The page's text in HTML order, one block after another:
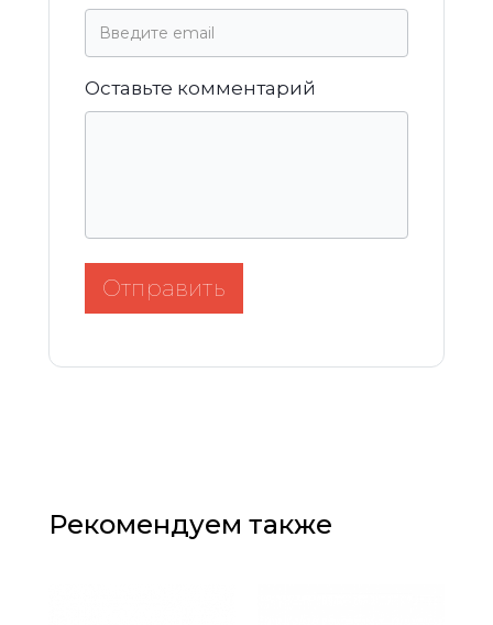
Оставьте комментарий
Отправить
Рекомендуем также